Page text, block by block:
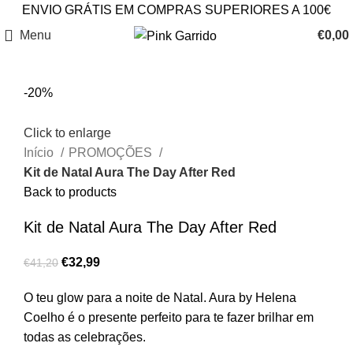
ENVIO GRÁTIS EM COMPRAS SUPERIORES A 100€
Menu
€0,00
-20%
Click to enlarge
Início
PROMOÇÕES
Kit de Natal Aura The Day After Red
Back to products
Kit de Natal Aura The Day After Red
€41,20 €32,99
O teu glow para a noite de Natal. Aura by Helena
Coelho é o presente perfeito para te fazer brilhar em
todas as celebrações.